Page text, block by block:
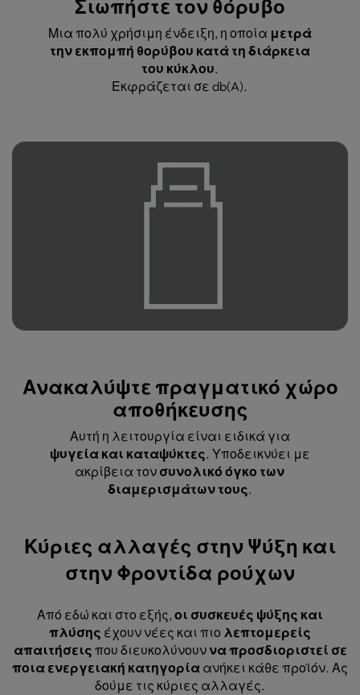
Σιωπήστε τον θόρυβο
Μια πολύ χρήσιμη ένδειξη, η οποία μετρά
την εκπομπή θορύβου κατά τη διάρκεια
του κύκλου.
Εκφράζεται σε db(A).
Ανακαλύψτε πραγματικό χώρο
αποθήκευσης
Αυτή η λειτουργία είναι ειδικά για
ψυγεία και καταψύκτες. Υποδεικνύει με
ακρίβεια τον συνολικό όγκο των
διαμερισμάτων τους.
Κύριες αλλαγές στην Ψύξη και
στην Φροντίδα ρούχων
Από εδώ και στο εξής, οι συσκευές ψύξης και
πλύσης έχουν νέες και πιο λεπτομερείς
απαιτήσεις που διευκολύνουννα προσδιοριστεί σε
ποια ενεργειακή κατηγορία ανήκει κάθε προϊόν. Ας
δούμε τις κύριες αλλαγές.